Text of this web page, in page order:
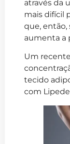
através da
mais difícil
que, então,
aumenta a
Um recente
tecido
com